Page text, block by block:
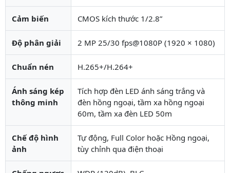
Cảm biến CMOS kích thước 1/2.8”
Độ phân giải 2 MP 25/30 fps@1080P (1920 × 1080)
Chuẩn nén H.265+/H.264+
Ánh sáng kép
thông minh
Tích hợp đèn LED ánh sáng trắng và
đèn hồng ngoại, tầm xa hồng ngoại
60m, tầm xa đèn LED 50m
Chế độ hình
ảnh
Tự động, Full Color hoặc Hồng ngoại,
tùy chỉnh qua điện thoại